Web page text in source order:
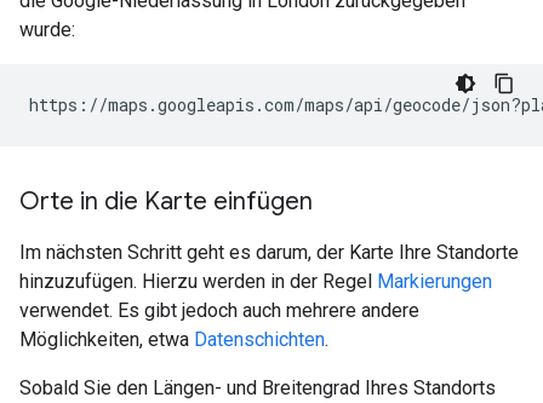
wurde:
https://maps.googleapis.com/maps/api/geocode/
Orte in die Karte einfügen
Im nächsten Schritt geht es darum, der Karte Ihre Standorte
hinzuzufügen. Hierzu werden in der Regel Markierungen
verwendet. Es gibt jedoch auch mehrere andere
Möglichkeiten, etwa Datenschichten.
Sobald Sie den Längen- und Breitengrad Ihres Standorts